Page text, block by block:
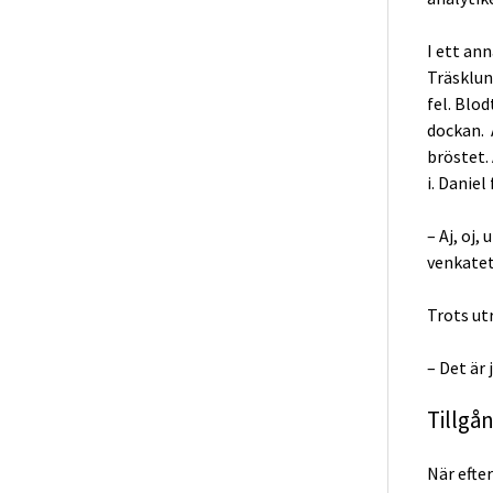
I ett
fel.
dockan.
bröstet.
i.
– Aj, oj,
Trots
– Det är
När